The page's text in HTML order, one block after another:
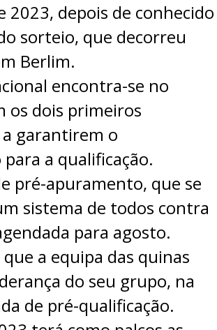
2023, depois de conhecido
sorteio, que decorreu
Berlim.
encontra-se no
os dois primeiros
a garantirem o
a qualificação.
pré-apuramento, que se
sistema de todos contra
para agosto.
a equipa das quinas
do seu grupo, na
de pré-qualificação.